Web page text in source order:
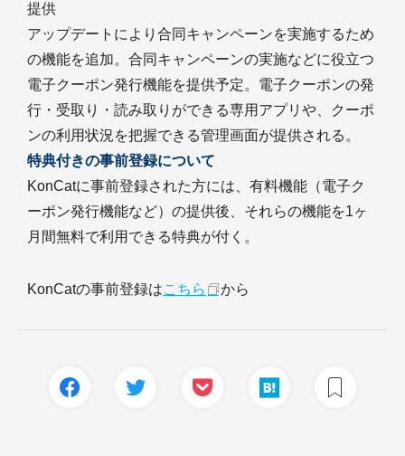
提供
アップデートにより合同キャンペーンを実施するため
の機能を追加。合同キャンペーンの実施などに役立つ
電子クーポン発行機能を提供予定。電子クーポンの発
行・受取り・読み取りができる専用アプリや、クーポ
ンの利用状況を把握できる管理画面が提供される。
特典付きの事前登録について
KonCatに事前登録された方には、有料機能（電子ク
ーポン発行機能など）の提供後、それらの機能を1ヶ
月間無料で利用できる特典が付く。
KonCatの事前登録はこちら から